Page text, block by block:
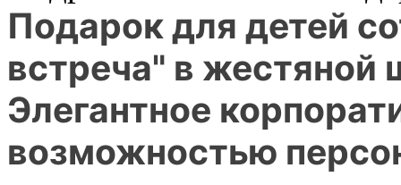
Подарок для детей
встреча" в жестяной
Элегантное
возможностью